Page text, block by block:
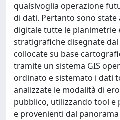
qualsivoglia operazione
di dati. Pertanto sono
digitale tutte le planimetrie
stratigrafiche disegnate dal
collocate su base
tramite un sistema GIS
ordinato e sistemato i dati
analizzate le modalità di
pubblico, utilizzando tool
e provenienti dal